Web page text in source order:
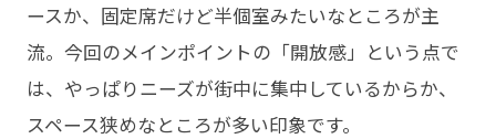
ースか、固定席だけど半個室みたいなところが主
流。今回のメインポイントの「開放感」という点で
は、やっぱりニーズが街中に集中しているからか、
スペース狭めなところが多い印象です。